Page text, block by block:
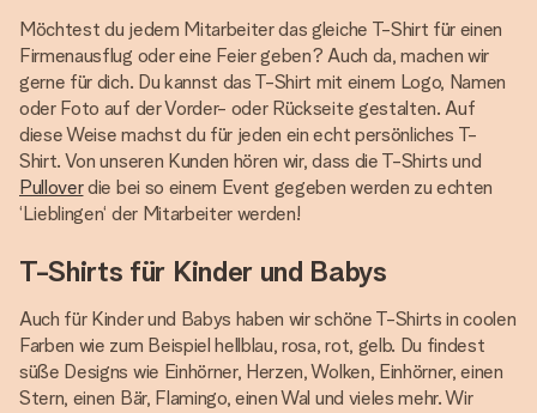
Möchtest du jedem Mitarbeiter das gleiche T-Shirt für einen
Firmenausflug oder eine Feier geben? Auch da, machen wir
gerne für dich. Du kannst das T-Shirt mit einem Logo, Namen
oder Foto auf der Vorder- oder Rückseite gestalten. Auf
diese Weise machst du für jeden ein echt persönliches T-
Shirt. Von unseren Kunden hören wir, dass die T-Shirts und
Pulloverdie bei so einem Event gegeben werden zu echten
‘Lieblingen‘ der Mitarbeiter werden!
T-Shirts für Kinder und Babys
Auch für Kinder und Babys haben wir schöne T-Shirts in coolen
Farben wie zum Beispiel hellblau, rosa, rot, gelb. Du findest
süße Designs wie Einhörner, Herzen, Wolken, Einhörner, einen
Stern, einen Bär, Flamingo, einen Wal und vieles mehr. Wir